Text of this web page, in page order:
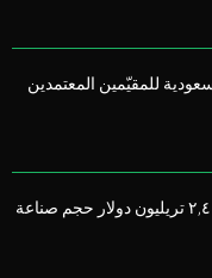
للمقيّمين المعتمدين
ملتقى TransforME 2023: ٢,٤ تريليون دولار حجم صناعة